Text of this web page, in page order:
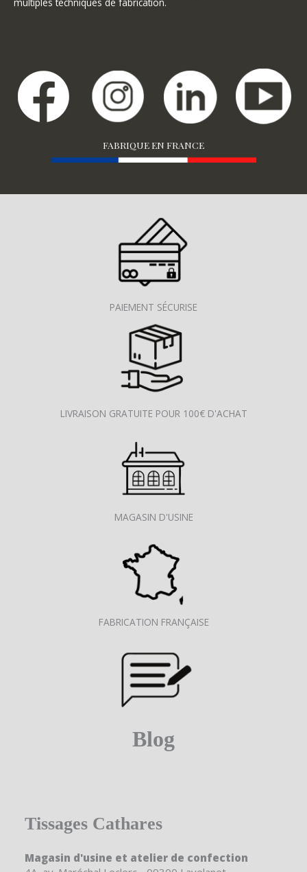
multiples techniques de fabrication.
FABRIQUE EN FRANCE
PAIEMENT SÉCURISE
LIVRAISON GRATUITE POUR 100€ D'ACHAT
MAGASIN D'USINE
FABRICATION FRANÇAISE
Blog
Tissages Cathares
Magasin d'usine et atelier de confection